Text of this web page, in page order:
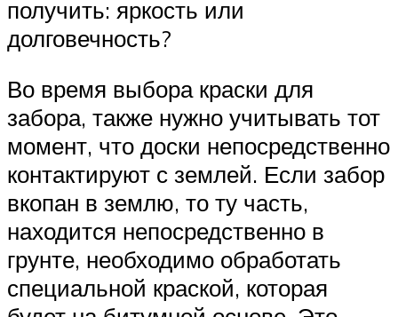
получить: яркость или
долговечность?
Во время выбора краски для
забора, также нужно учитывать тот
момент, что доски непосредственно
контактируют с землей. Если забор
вкопан в землю, то ту часть,
находится непосредственно в
грунте, необходимо обработать
специальной краской, которая